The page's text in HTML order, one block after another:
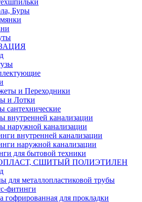
Буры
и Переходники
и Лотки
сантехнические
внутренней канализации
наружной канализации
внутренней канализации
наружной канализации
для бытовой техники
СШИТЫЙ ПОЛИЭТИЛЕН
для металлопластиковой трубы
фитинги
гофрированная для прокладки